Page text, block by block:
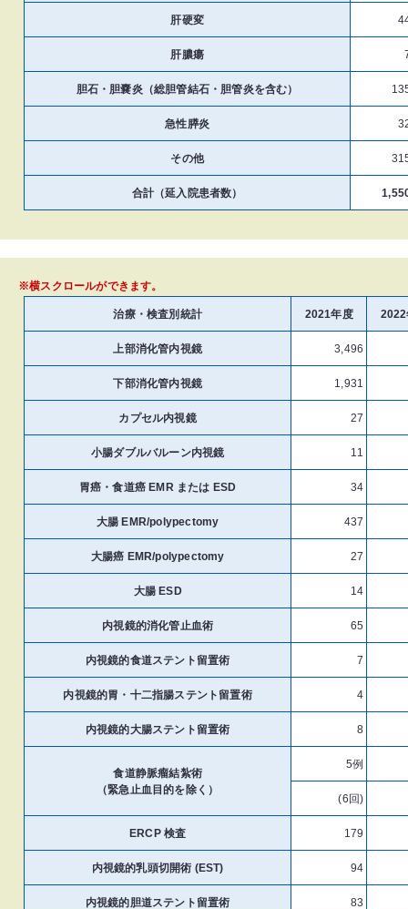
肝硬変
肝膿瘍
胆石・胆嚢炎（総胆管結石・胆管炎を含む）
急性膵炎
その他
合計（延入院患者数）
※横スクロールができます。
治療・検査別統計 2021年度 2022
上部消化管内視鏡 3,496
下部消化管内視鏡 1,931
カプセル内視鏡 27
小腸ダブルバルーン内視鏡 11
胃癌・食道癌 EMR または ESD 34
大腸 EMR/polypectomy 437
大腸癌 EMR/polypectomy 27
大腸 ESD 14
内視鏡的消化管止血術 65
内視鏡的食道ステント留置術 7
内視鏡的胃・十二指腸ステント留置術 4
内視鏡的大腸ステント留置術 8
食道静脈瘤結紮術
（緊急止血目的を除く）
5例
(6回)
ERCP 検査 179
内視鏡的乳頭切開術 (EST) 94
内視鏡的胆道ステント留置術 83